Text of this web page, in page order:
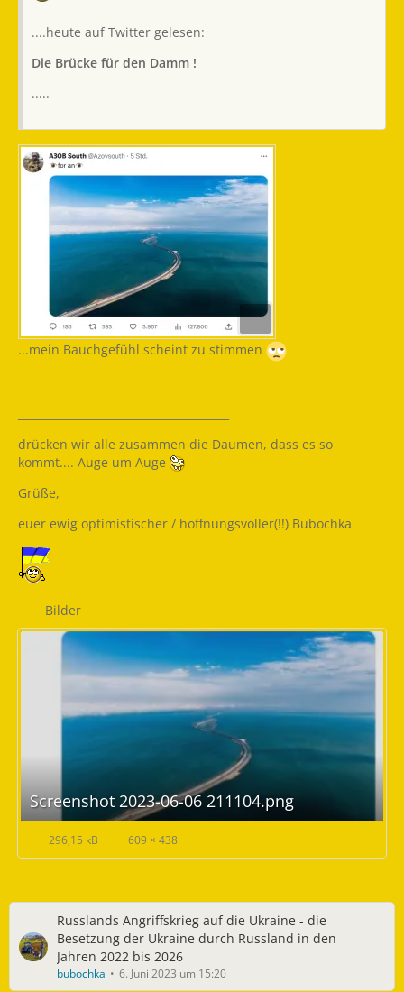
....heute auf Twitter gelesen:
Die Brücke für den Damm !
.....
...mein Bauchgefühl scheint zu stimmen
drücken wir alle zusammen die Daumen, dass es so
kommt.... Auge um Auge
Grüße,
euer ewig optimistischer / hoffnungsvoller(!!) Bubochka
Bilder
Screenshot 2023-06-06 211104.png
296,15 kB 609 × 438
Russlands Angriffskrieg auf die Ukraine - die
Besetzung der Ukraine durch Russland in den
Jahren 2022 bis 2026
bubochka 6. Juni 2023 um 15:20